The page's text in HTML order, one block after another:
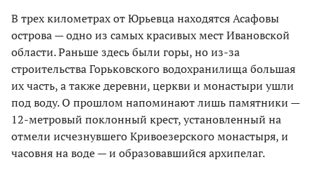
В трех километрах от Юрьевца находятся Асафовы
острова — одно из самых красивых мест Ивановской
области. Раньше здесь были горы, но из-за
строительства Горьковского водохранилища большая
их часть, а также деревни, церкви и монастыри ушли
под воду. О прошлом напоминают лишь памятники —
12-метровый поклонный крест, установленный на
отмели исчезнувшего Кривоезерского монастыря, и
часовня на воде — и образовавшийся архипелаг.